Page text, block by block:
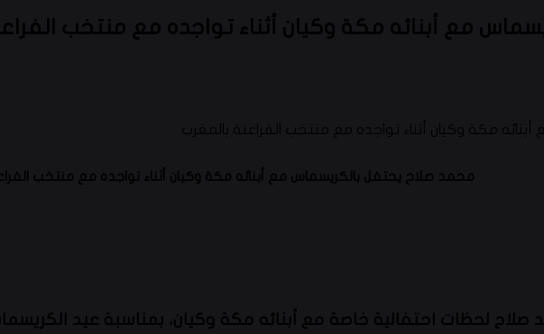
مع أبنائه مكة وكيان أثناء تواجده مع منتخب
محمد صلاح يحتفل بالكريسماس مع أبنائه مكة وكيان أثناء تواجده مع منتخب
لحظات احتفالية خاصة مع أبنائه مكة وكيان، بمناسبة عيد